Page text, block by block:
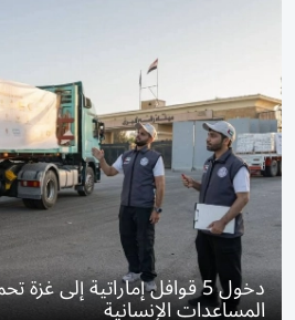
المساعدات الإنسانية